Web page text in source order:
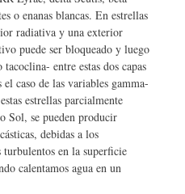
o enanas blancas. En estrellas
radiativa y una exterior
puede ser bloqueado y luego
entre estas dos capas
caso de las variables gamma-
estrellas parcialmente
Sol, se pueden producir
debidas a los
en la superficie
calentamos agua en un